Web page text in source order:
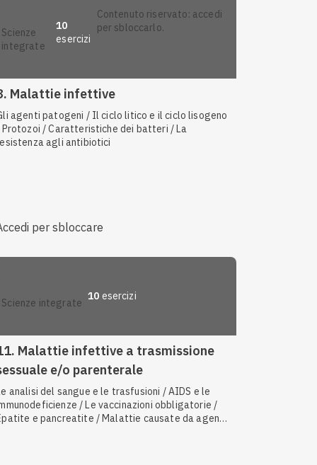
scienze
integrate
10
esercizi
contenuto riservato: accedi
per sbloccarlo.
Malattie infettive
agenti patogeni / Il ciclo litico e il ciclo lisogeno
Protozoi / Caratteristiche dei batteri / La
agli antibiotici
per sbloccare
scienze integrate
10 esercizi
Malattie infettive a trasmissione
e/o parenterale
analisi del sangue e le trasfusioni / AIDS e le
/ Le vaccinazioni obbligatorie /
e pancreatite / Malattie causate da agenti